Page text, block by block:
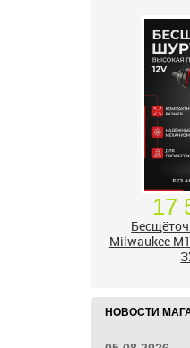
Milwaukee
НОВОСТИ